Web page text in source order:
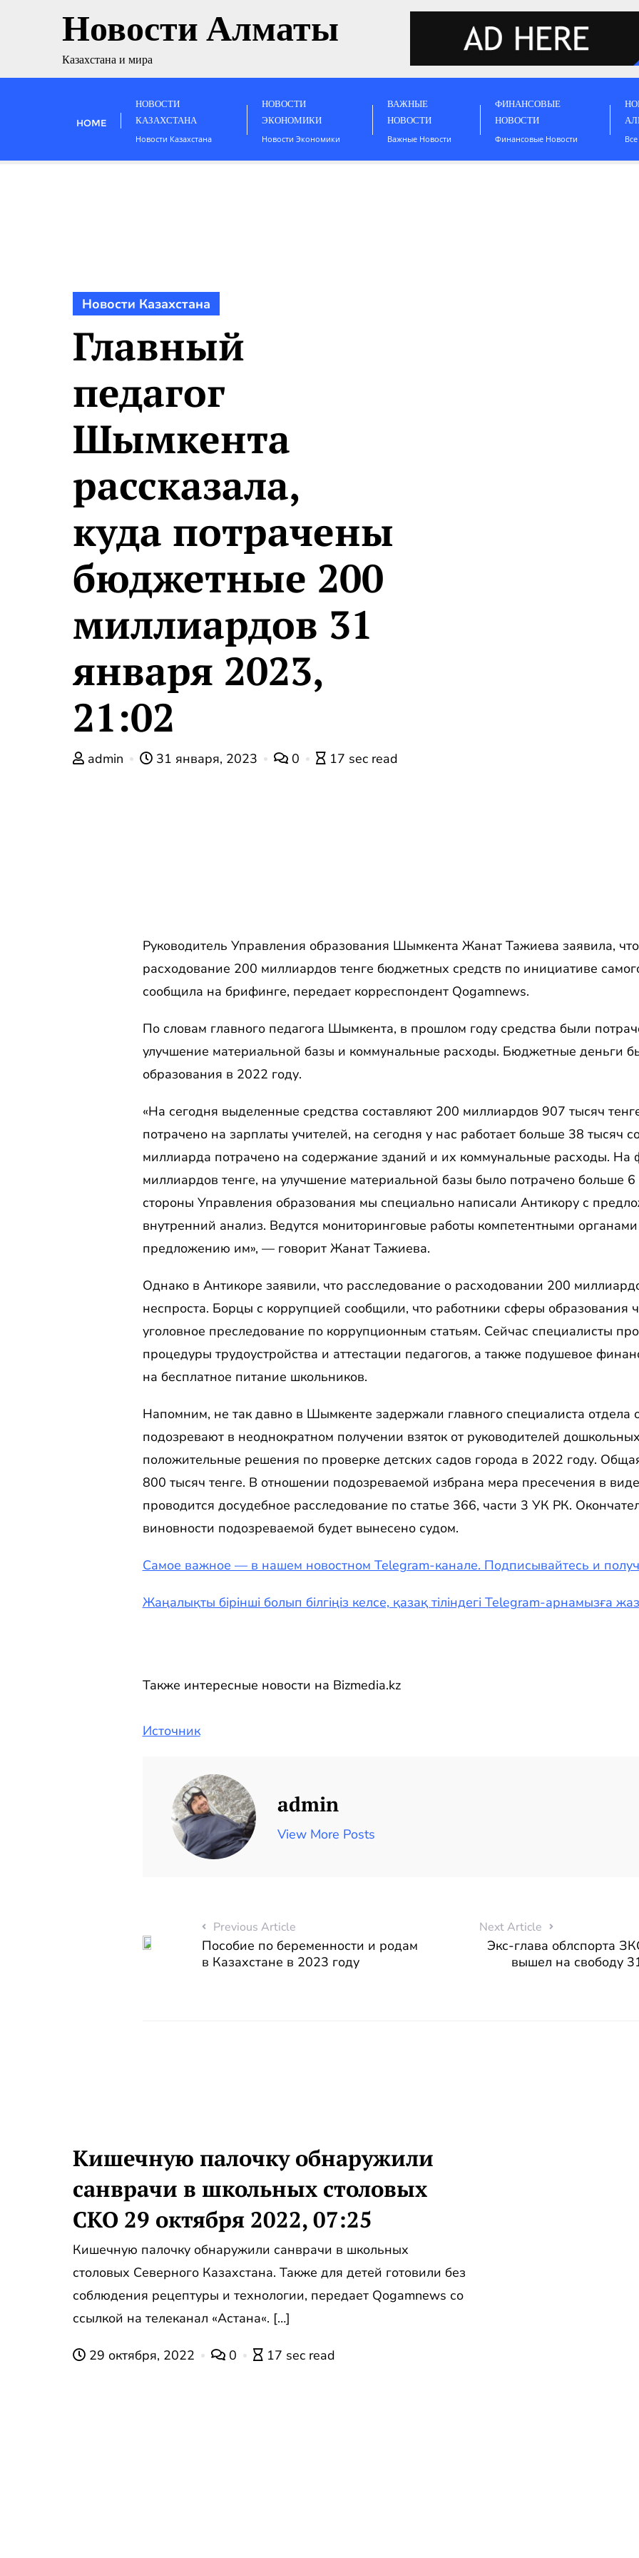
Новости Алматы
Казахстана и мира
HOME
НОВОСТИ
КАЗАХСТАНА
Новости Казахстана
НОВОСТИ
ЭКОНОМИКИ
Новости Экономики
ВАЖНЫЕ
НОВОСТИ
Важные Новости
ФИНАНСОВЫЕ
НОВОСТИ
Финансовые Новости
Новости Казахстана
Главный
педагог
Шымкента
рассказала,
куда потрачены
бюджетные 200
миллиардов 31
января 2023,
21:02
admin 31 января, 2023 0 17 sec read
Руководитель Управления образования Шымкента Жанат Тажиева заявила,
расходование 200 миллиардов тенге бюджетных средств по инициативе
сообщила на брифинге, передает корреспондент Qogamnews.
По словам главного педагога Шымкента, в прошлом году средства были
улучшение материальной базы и коммунальные расходы. Бюджетные деньги
образования в 2022 году.
«На сегодня выделенные средства составляют 200 миллиардов 907 тысяч
потрачено на зарплаты учителей, на сегодня у нас работает больше 38 тысяч
миллиарда потрачено на содержание зданий и их коммунальные расходы. На
миллиардов тенге, на улучшение материальной базы было потрачено больше
стороны Управления образования мы специально написали Антикору с
внутренний анализ. Ведутся мониторинговые работы компетентными
предложению им», — говорит Жанат Тажиева.
Однако в Антикоре заявили, что расследование о расходовании 200
неспроста. Борцы с коррупцией сообщили, что работники сферы образования
уголовное преследование по коррупционным статьям. Сейчас специалисты
процедуры трудоустройства и аттестации педагогов, а также подушевое
на бесплатное питание школьников.
Напомним, не так давно в Шымкенте задержали главного специалиста отдела
подозревают в неоднократном получении взяток от руководителей
положительные решения по проверке детских садов города в 2022 году.
800 тысяч тенге. В отношении подозреваемой избрана мера пресечения в
проводится досудебное расследование по статье 366, части 3 УК РК.
виновности подозреваемой будет вынесено судом.
Самое важное — в нашем новостном Telegram-канале. Подписывайтесь и
Жаңалықты бірінші болып білгіңіз келсе, қазақ тіліндегі Telegram-арнамызға
Также интересные новости на Bizmedia.kz
Источник
admin
View More Posts
Previous Article
Пособие по беременности и родам
в Казахстане в 2023 году
Next Article
Экс-глава облспорта
вышел на свободу
Кишечную палочку обнаружили
санврачи в школьных столовых
СКО 29 октября 2022, 07:25
Кишечную палочку обнаружили санврачи в школьных
столовых Северного Казахстана. Также для детей готовили без
соблюдения рецептуры и технологии, передает Qogamnews со
ссылкой на телеканал «Астана«. […]
29 октября, 2022 0 17 sec read